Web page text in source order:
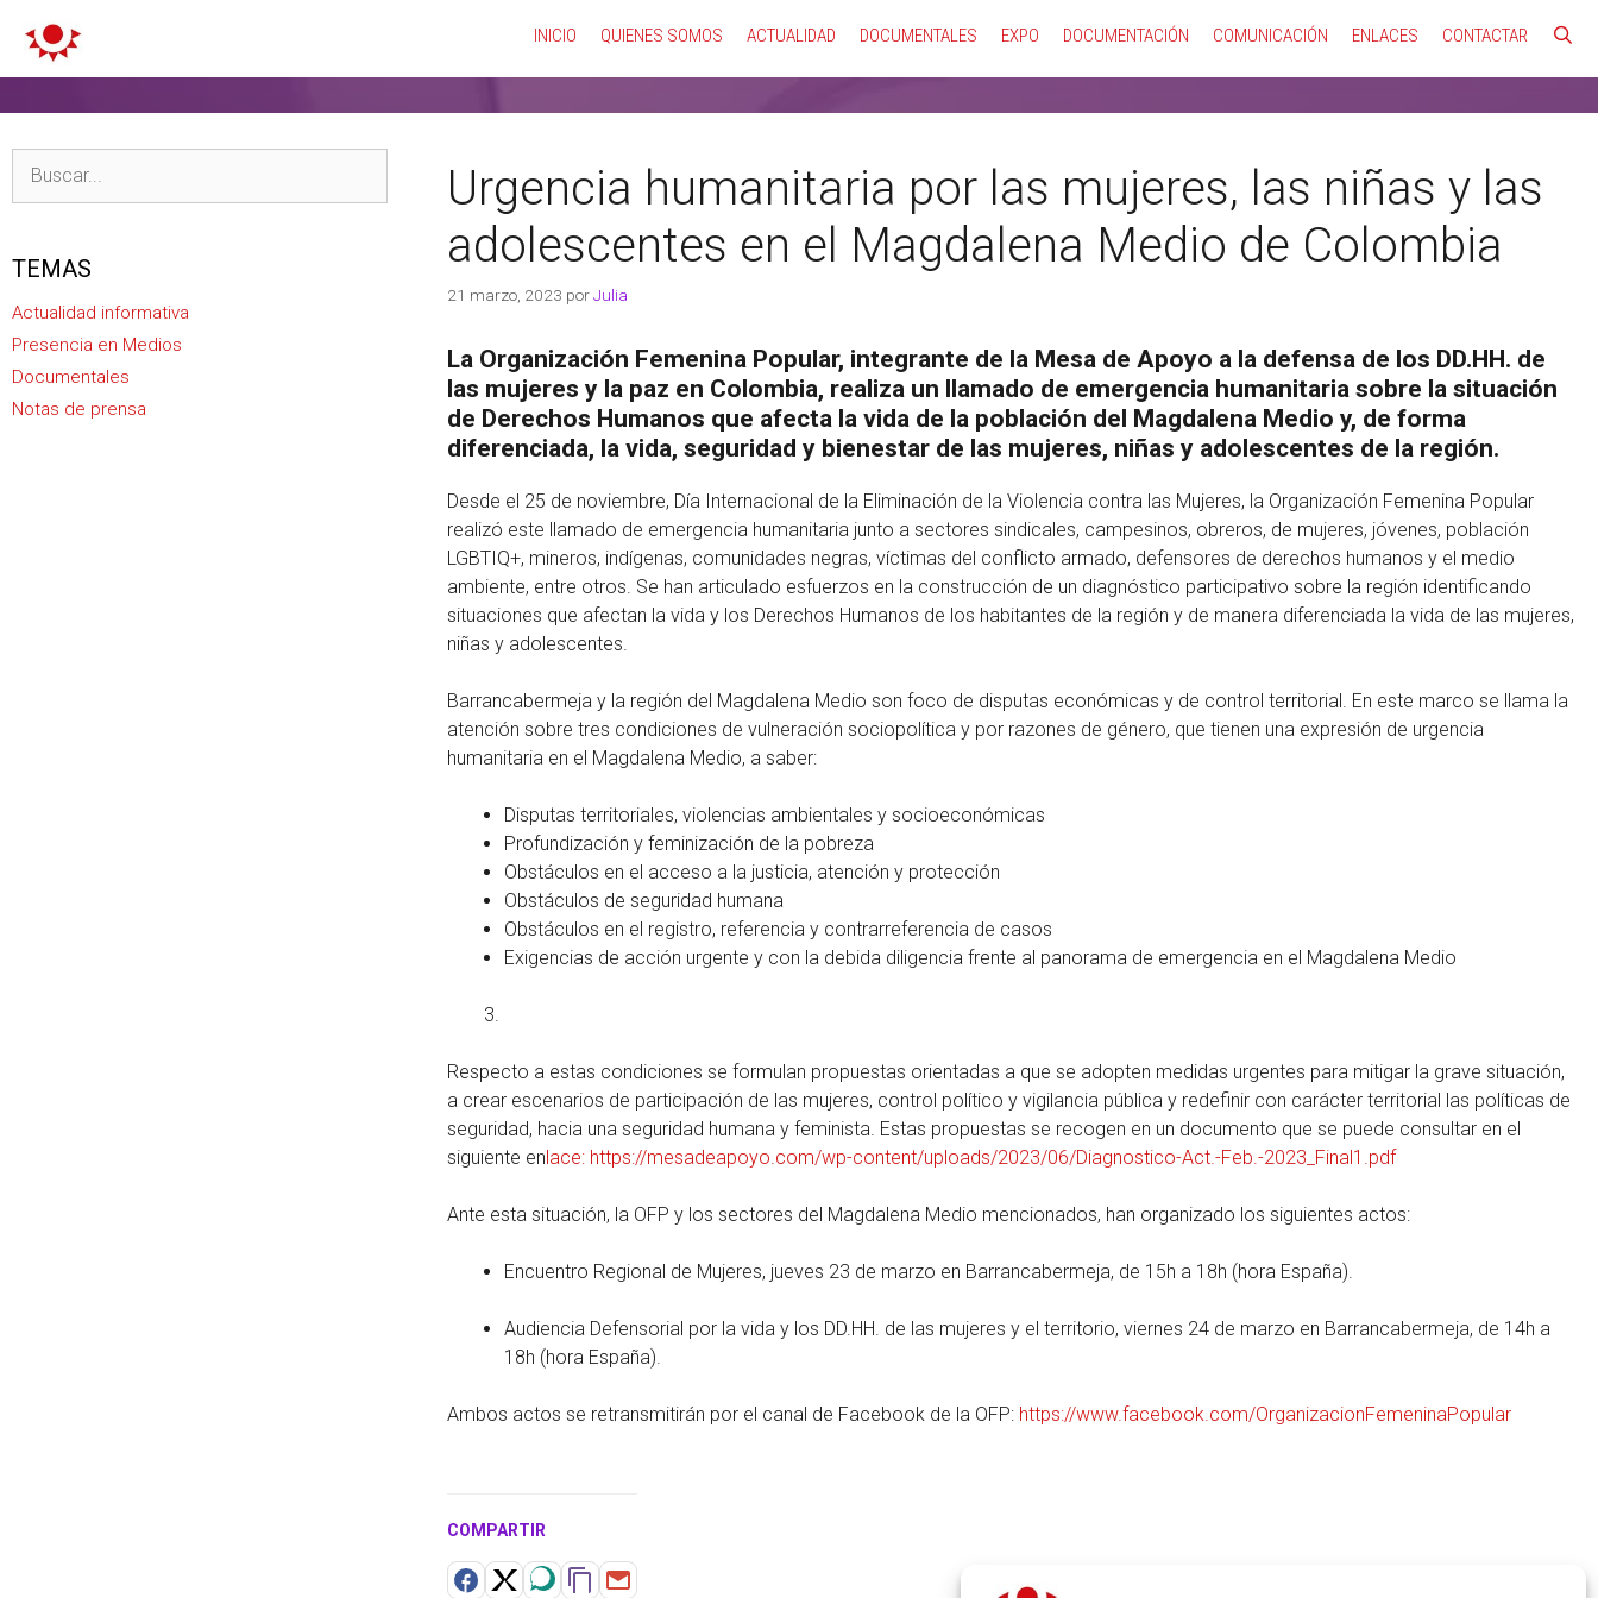
INICIO QUIENES SOMOS ACTUALIDAD DOCUMENTALES EXPO DOCUMENTACIÓN COMUNICACIÓN ENLACES CONTACTAR
Urgencia humanitaria por las mujeres, las niñas y las
adolescentes en el Magdalena Medio de Colombia
21 marzo, 2023 porJulia
La Organización Femenina Popular, integrante de la Mesa de Apoyo a la defensa de los DD.HH. de
las mujeres y la paz en Colombia, realiza un llamado de emergencia humanitaria sobre la situación
de Derechos Humanos que afecta la vida de la población del Magdalena Medio y, de forma
diferenciada, la vida, seguridad y bienestar de las mujeres, niñas y adolescentes de la región.
Desde el 25 de noviembre, Día Internacional de la Eliminación de la Violencia contra las Mujeres, la Organización Femenina Popular
realizó este llamado de emergencia humanitaria junto a sectores sindicales, campesinos, obreros, de mujeres, jóvenes, población
LGBTIQ+, mineros, indígenas, comunidades negras, víctimas del conflicto armado, defensores de derechos humanos y el medio
ambiente, entre otros. Se han articulado esfuerzos en la construcción de un diagnóstico participativo sobre la región identificando
situaciones que afectan la vida y los Derechos Humanos de los habitantes de la región y de manera diferenciada la vida de las mujeres,
niñas y adolescentes.
Barrancabermeja y la región del Magdalena Medio son foco de disputas económicas y de control territorial. En este marco se llama la
atención sobre tres condiciones de vulneración sociopolítica y por razones de género, que tienen una expresión de urgencia
humanitaria en el Magdalena Medio, a saber:
Disputas territoriales, violencias ambientales y socioeconómicas
Profundización y feminización de la pobreza
Obstáculos en el acceso a la justicia, atención y protección
Obstáculos de seguridad humana
Obstáculos en el registro, referencia y contrarreferencia de casos
Exigencias de acción urgente y con la debida diligencia frente al panorama de emergencia en el Magdalena Medio
Respecto a estas condiciones se formulan propuestas orientadas a que se adopten medidas urgentes para mitigar la grave situación,
a crear escenarios de participación de las mujeres, control político y vigilancia pública y redefinir con carácter territorial las políticas de
seguridad, hacia una seguridad humana y feminista. Estas propuestas se recogen en un documento que se puede consultar en el
siguiente en lace: https://mesadeapoyo.com/wp-content/uploads/2023/06/Diagnostico-Act.-Feb.-2023_Final1.pdf
Ante esta situación, la OFP y los sectores del Magdalena Medio mencionados, han organizado los siguientes actos:
Encuentro Regional de Mujeres, jueves 23 de marzo en Barrancabermeja, de 15h a 18h (hora España).
Audiencia Defensorial por la vida y los DD.HH. de las mujeres y el territorio, viernes 24 de marzo en Barrancabermeja, de 14h a
18h (hora España).
Ambos actos se retransmitirán por el canal de Facebook de la OFP: https://www.facebook.com/OrganizacionFemeninaPopular
COMPARTIR
TEMAS
Actualidad informativa
Presencia en Medios
Documentales
Notas de prensa